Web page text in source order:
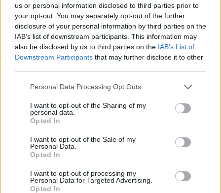
us or personal information disclosed to third parties prior to
your opt-out. You may separately opt-out of the further
disclosure of your personal information by third parties on the
IAB’s list of downstream participants. This information may
also be disclosed by us to third parties on the IAB’s List of
Downstream Participants that may further disclose it to other
Personal Data Processing Opt Outs
I want to opt-out of the Sharing of my
personal data.
Opted In
I want to opt-out of the Sale of my
Personal Data.
Opted In
I want to opt-out of processing my
Personal Data for Targeted Advertising.
Opted In